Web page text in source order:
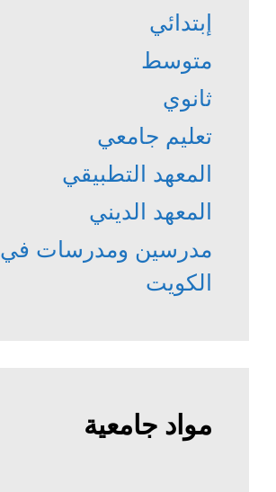
إبتدائي
متوسط
ثانوي
تعليم جامعي
المعهد التطبيقي
المعهد الديني
مدرسين ومدرسات في
الكويت
مواد جامعية